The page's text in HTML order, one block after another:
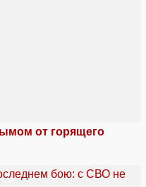
от горящего